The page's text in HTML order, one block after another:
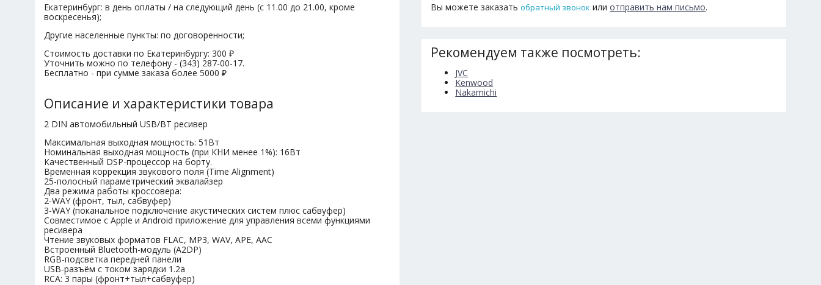
Екатеринбург: в день оплаты / на следующий день (с 11.00 до 21.00, кроме
воскресенья);
Другие населенные пункты: по договоренности;
Стоимость доставки по Екатеринбургу: 300 ₽
Уточнить можно по телефону - (343) 287-00-17.
Бесплатно - при сумме заказа более 5000 ₽
Описание и характеристики товара
2 DIN автомобильный USB/BT ресивер
Максимальная выходная мощность: 51Вт
Номинальная выходная мощность (при КНИ менее 1%): 16Вт
Качественный DSP-процессор на борту.
Временная коррекция звукового поля (Time Alignment)
25-полосный параметрический эквалайзер
Два режима работы кроссовера:
2-WAY (фронт, тыл, сабвуфер)
3-WAY (поканальное подключение акустических систем плюс сабвуфер)
Совместимое с Apple и Android приложение для управления всеми функциями
ресивера
Чтение звуковых форматов FLAC, MP3, WAV, APE, AAC
Встроенный Bluetooth-модуль (A2DP)
RGB-подсветка передней панели
USB-разъём с током зарядки 1.2а
RCA: 3 пары (фронт+тыл+сабвуфер)
Вы можете заказатьобратный звонок илиотправить нам письмо.
Рекомендуем также посмотреть:
JVC
Kenwood
Nakamichi